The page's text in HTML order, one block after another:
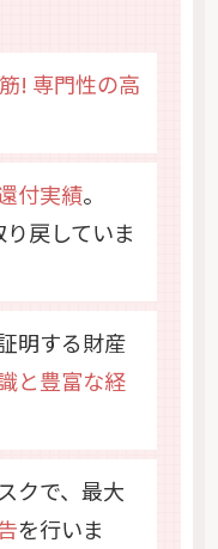
! 専門性の高
付実績。
戻していま
明する財産
と豊富な経
クで、最大
を行いま